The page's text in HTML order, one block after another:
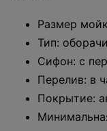
Размер
Тип:
Cифон: с
Перелив: в
Покрытие: